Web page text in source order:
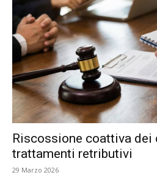
Riscossione coattiva
trattamenti retributivi
29 Marzo 2026